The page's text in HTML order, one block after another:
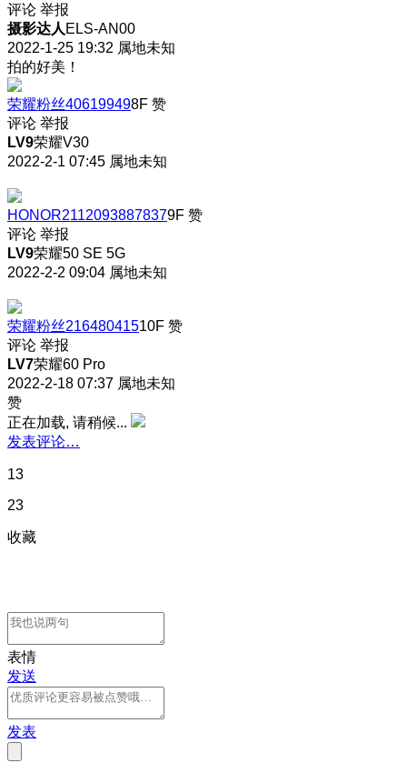
评论 举报
摄影达人 ELS-AN00
2022-1-25 19:32 属地未知
拍的好美！
荣耀粉丝406199498F 赞
评论 举报
LV9荣耀V30
2022-2-1 07:45 属地未知
HONOR21120938878379F 赞
评论 举报
LV9荣耀50 SE 5G
2022-2-2 09:04 属地未知
荣耀粉丝21648041510F 赞
评论 举报
LV7荣耀60 Pro
2022-2-18 07:37 属地未知
赞
正在加载, 请稍候...
发表评论…
13
23
收藏
表情
发送
发表